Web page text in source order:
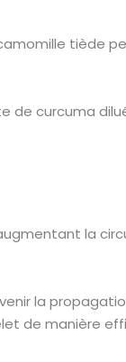
tiède
curcuma
la
la
de manière